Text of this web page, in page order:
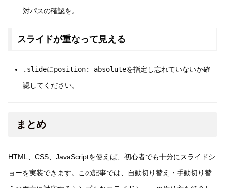
対パスの確認を。
スライドが重なって見える
.slideにposition: absoluteを指定し忘れていないか確
認してください。
まとめ
HTML、CSS、JavaScriptを使えば、初心者でも十分にスライドシ
ョーを実装できます。この記事では、自動切り替え・手動切り替